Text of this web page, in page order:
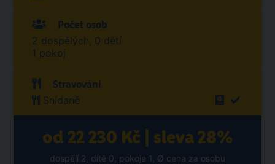
Počet osob
2 dospělých, 0 dětí
1 pokoj
Stravování
Snídaně
od 22 230 Kč | sleva 28%
dospělí 2, dítě 0, pokoje 1, Ø cena za osobu